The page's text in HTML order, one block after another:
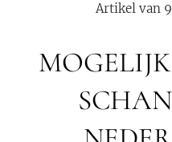
Artikel van